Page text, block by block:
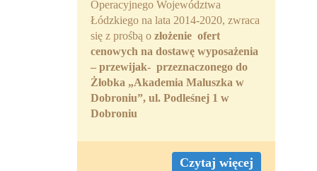
Operacyjnego Województwa
Łódzkiego na lata 2014-2020, zwraca
się z prośbą o złożenie ofert
cenowych na dostawę wyposażenia
– przewijak- przeznaczonego do
Żłobka „Akademia Maluszka w
Dobroniu”, ul. Podleśnej 1 w
Dobroniu
Czytaj więcej